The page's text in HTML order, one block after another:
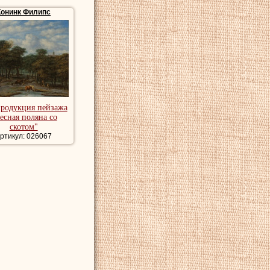
Гойен, которые
натуре,
этих
пейзажи
Филипс
пейзажа
поляна со
скотом"
026067